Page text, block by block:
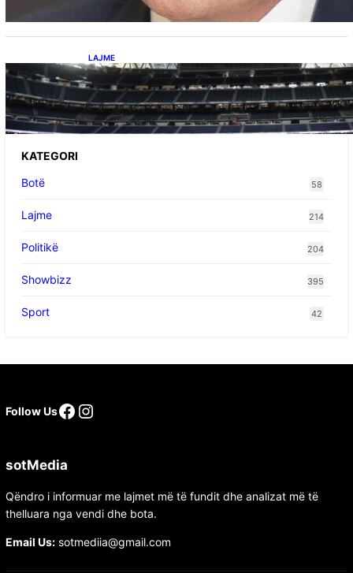
LAJME
Ish-mesfushori i Real Madridit dhe
Argjentinës,shtrohet urgjentisht në spital pas
problemeve me zemrën, mungon në ndeshjet
e ardhshme
KATEGORI
Botë
58
Lajme 214
Politikë 204
Showbizz 395
Sport 42
Follow Us
sotMedia
Qëndro i informuar me lajmet më të fundit dhe analizat më të
thelluara nga vendi dhe bota.
Email Us:sotmediia@gmail.com